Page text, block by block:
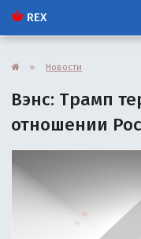
REX
» Новости
Вэнс: Трамп
отношении